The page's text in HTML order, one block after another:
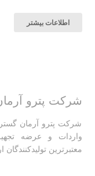
اطلاعات بیشتر
شرکت پترو
شرکت پترو آرمان
واردات و عرضه
معتبرترین تولیدکنندگان